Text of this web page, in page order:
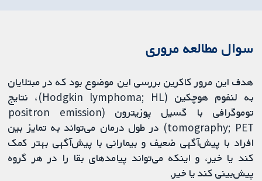
سوال مطالعه مروری
هدف این مرور کاکرین بررسی این موضوع بود که در مبتلایان
به لنفوم هوچکین (Hodgkin lymphoma; HL)، نتایج
توموگرافی با گسیل پوزیترون (positron emission
tomography; PET) در طول درمان می‌تواند به تمایز بین
افراد با پیش‌آگهی ضعیف و بیمارانی با پیش‌آگهی بهتر کمک
کند یا خیر، و اینکه می‌تواند پیامدهای بقا را در هر گروه
پیش‌بینی کند یا خیر.